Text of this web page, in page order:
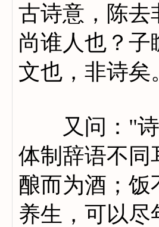
古诗意，陈去
尚谁人也？
文也，非诗矣
又问："诗
体制辞语不同
酿而为酒；饭
养生，可以